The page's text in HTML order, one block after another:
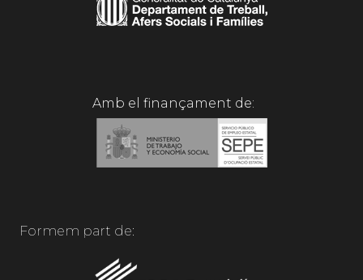
Amb el finançament de:
Formem part de: